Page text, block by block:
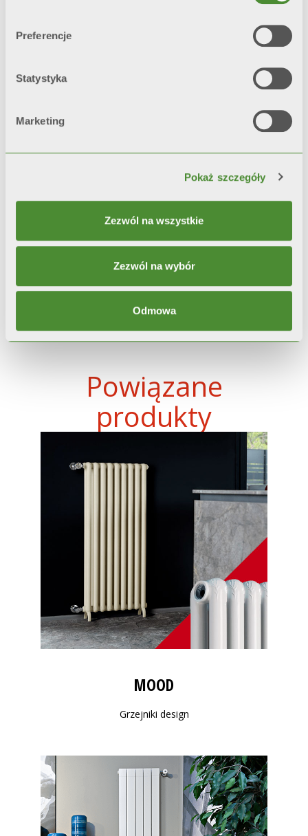
Preferencje
Statystyka
Marketing
Pokaż szczegóły
Zezwól na wszystkie
Zezwól na wybór
Odmowa
pojedynczą warstwą farby.
*test referencyjny: mgła solna i
Video
Powiązane
produkty
MOOD
Grzejniki design